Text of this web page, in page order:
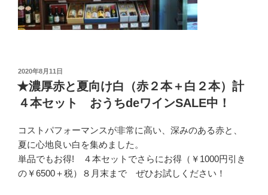
投
稿
日:
2020年8月11日
★濃厚赤と夏向け白（赤２本＋白２本）計
４本セット おうちdeワインSALE中！
コストパフォーマンスが非常に高い、深みのある赤と、
夏に心地良い白を集めました。
単品でもお得! ４本セットでさらにお得（￥1000円引き
の￥6500＋税）８月末まで ぜひお試しください！